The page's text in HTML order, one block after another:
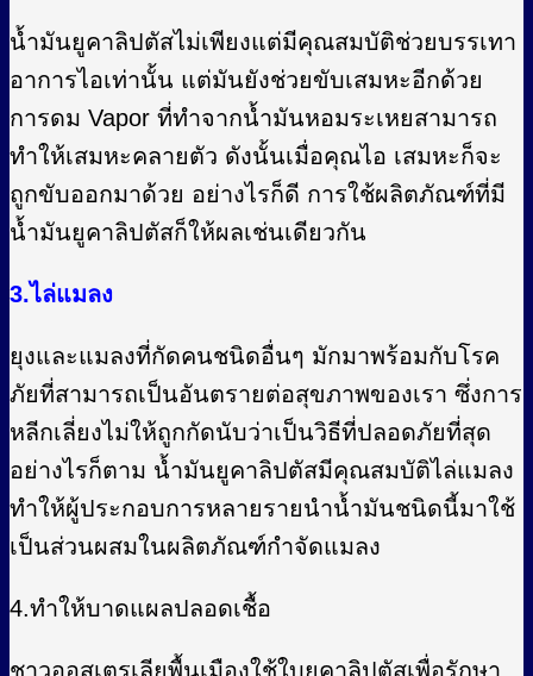
น้ำมันยูคาลิปตัสไม่เพียงแต่มีคุณสมบัติช่วยบรรเทา
อาการไอเท่านั้น แต่มันยังช่วยขับเสมหะอีกด้วย
การดม Vapor ที่ทำจากน้ำมันหอมระเหยสามารถ
ทำให้เสมหะคลายตัว ดังนั้นเมื่อคุณไอ เสมหะก็จะ
ถูกขับออกมาด้วย อย่างไรก็ดี การใช้ผลิตภัณฑ์ที่มี
น้ำมันยูคาลิปตัสก็ให้ผลเช่นเดียวกัน
3.ไล่แมลง
ยุงและแมลงที่กัดคนชนิดอื่นๆ มักมาพร้อมกับโรค
ภัยที่สามารถเป็นอันตรายต่อสุขภาพของเรา ซึ่งการ
หลีกเลี่ยงไม่ให้ถูกกัดนับว่าเป็นวิธีที่ปลอดภัยที่สุด
อย่างไรก็ตาม น้ำมันยูคาลิปตัสมีคุณสมบัติไล่แมลง
ทำให้ผู้ประกอบการหลายรายนำน้ำมันชนิดนี้มาใช้
เป็นส่วนผสมในผลิตภัณฑ์กำจัดแมลง
4.ทำให้บาดแผลปลอดเชื้อ
ชาวออสเตรเลียพื้นเมืองใช้ใบยูคาลิปตัสเพื่อรักษา